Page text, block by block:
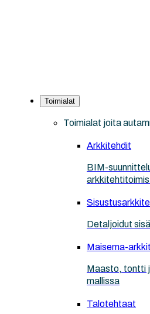
Toimialat
Toimialat joita
Arkkitehdit
BIM-
Detaljoidut
Maisema-
Maasto, tontti
mallissa
Talotehtaat